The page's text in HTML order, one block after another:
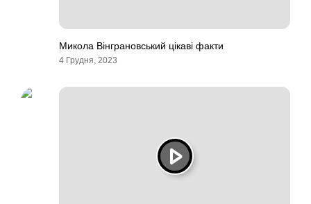
Микола Вінграновський цікаві факти
4 Грудня, 2023